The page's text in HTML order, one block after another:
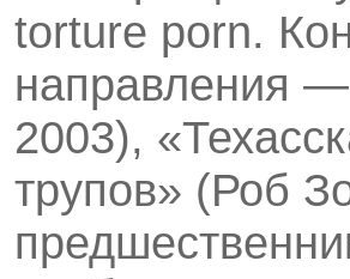
torture porn.
направления
2003),
трупов» (Роб